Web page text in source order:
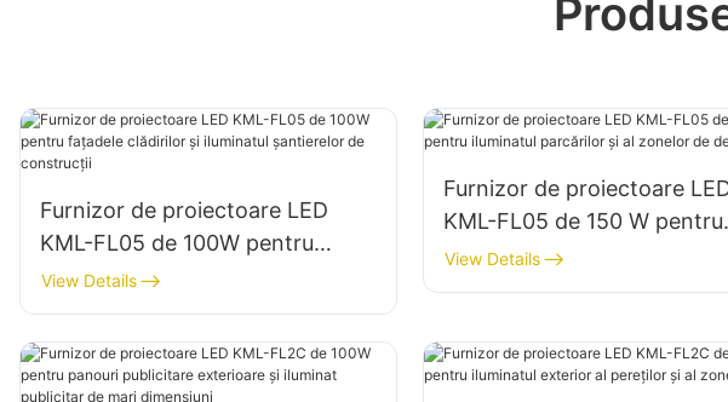
Furnizor de proiectoare LED
KML-FL05 de 100W pentru
fațadele clădirilor și iluminatul
șantierelor de construcții
View Details
Furnizor de proiectoare
KML-FL05 de 150 W pentru
iluminatul parcărilor și al
de depozitare
View Details